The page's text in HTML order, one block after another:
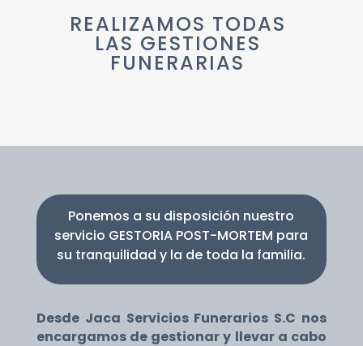
REALIZAMOS TODAS
LAS GESTIONES
FUNERARIAS
Ponemos a su disposición nuestro
servicio GESTORIA POST-MORTEM para
su tranquilidad y la de toda la familia.
Desde Jaca Servicios Funerarios S.C nos
encargamos de gestionar y llevar a cabo